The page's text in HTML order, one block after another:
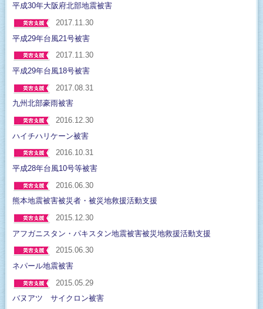
平成30年大阪府北部地震被害
2017.11.30
平成29年台風21号被害
2017.11.30
平成29年台風18号被害
2017.08.31
九州北部豪雨被害
2016.12.30
ハイチハリケーン被害
2016.10.31
平成28年台風10号等被害
2016.06.30
熊本地震被害被災者・被災地救援活動支援
2015.12.30
アフガニスタン・パキスタン地震被害被災地救援活動支援
2015.06.30
ネパール地震被害
2015.05.29
バヌアツ サイクロン被害